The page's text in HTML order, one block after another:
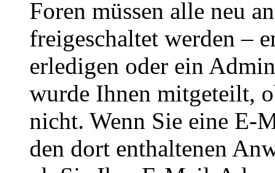
Foren müssen alle neu
freigeschaltet werden –
erledigen oder ein
wurde Ihnen mitgeteilt,
nicht. Wenn Sie eine E-
den dort enthaltenen